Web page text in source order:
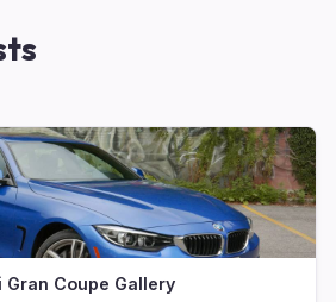
Coupe Gallery